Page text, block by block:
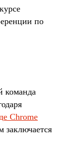
по
команда
Chrome
заключается